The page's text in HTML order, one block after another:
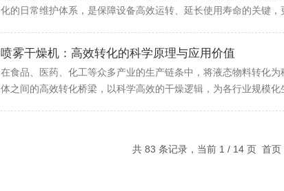
化的日常维护体系，是保障设备高效运转、延长使用寿命的关键，
喷雾干燥机：高效转化的科学原理与应用价值
在食品、医药、化工等众多产业的生产链条中，将液态物料转化
体之间的高效转化桥梁，以科学高效的干燥逻辑，为各行业规模化
共 83 条记录，当前 1 / 14 页 首